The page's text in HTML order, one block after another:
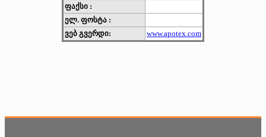
ფაქსი :
ელ. ფოსტა :
ვებ გვერდი:
www.apotex.com